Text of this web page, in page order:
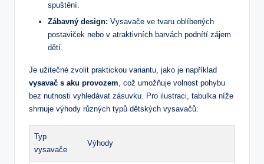
spuštění.
Zábavný design: Vysavače ve tvaru oblíbených
postaviček nebo v atraktivních barvách ⁢podnítí zájem
dětí.
Je užitečné zvolit praktickou variantu, ⁢jako je například
vysavač s aku provozem , což umožňuje volnost pohybu
bez nutnosti vyhledávat zásuvku. ‌Pro ‌ilustraci, tabulka níže
shrnuje výhody různých typů dětských vysavačů:
Typ
vysavače
Výhody